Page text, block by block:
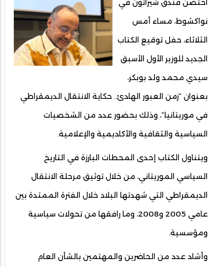
احتضن فندق شيراتون في
نواكشوط، مساء أمس
الثلاثاء، حفل توقيع الكتاب
الجديد للوزير الأول الأسبق
سيدي محمد ولد بوبكر،
بعنوان “زمن العبور الهادئ.. حكاية الانتقال الديمقراطي
في موريتانيا”، وذلك بحضور عدد من الشخصيات
السياسية والثقافية والأكاديمية والإعلامية.
ويتناول الكتاب إحدى المحطات البارزة في التاريخ
السياسي الموريتاني، من خلال توثيق مرحلة الانتقال
الديمقراطي التي شهدتها البلاد خلال الفترة الممتدة بين
عامي 2005 و2008، وما رافقها من تحولات سياسية
ومؤسسية.
وأشاد عدد من الحاضرين والمهتمين بالشأن العام